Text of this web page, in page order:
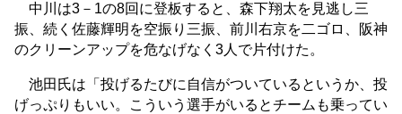
中川は3－1の8回に登板すると、森下翔太を見逃し三
振、続く佐藤輝明を空振り三振、前川右京を二ゴロ、阪神
のクリーンアップを危なげなく3人で片付けた。
池田氏は「投げるたびに自信がついているというか、投
げっぷりもいい。こういう選手がいるとチームも乗ってい